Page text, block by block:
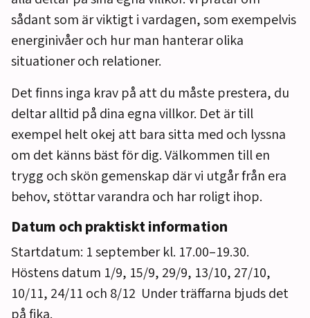
sådant som är viktigt i vardagen, som exempelvis
energinivåer och hur man hanterar olika
situationer och relationer.
Det finns inga krav på att du måste prestera, du
deltar alltid på dina egna villkor. Det är till
exempel helt okej att bara sitta med och lyssna
om det känns bäst för dig. Välkommen till en
trygg och skön gemenskap där vi utgår från era
behov, stöttar varandra och har roligt ihop.
Datum och praktiskt information
Startdatum: 1 september kl. 17.00–19.30.
Höstens datum 1/9, 15/9, 29/9, 13/10, 27/10,
10/11, 24/11 och 8/12 Under träffarna bjuds det